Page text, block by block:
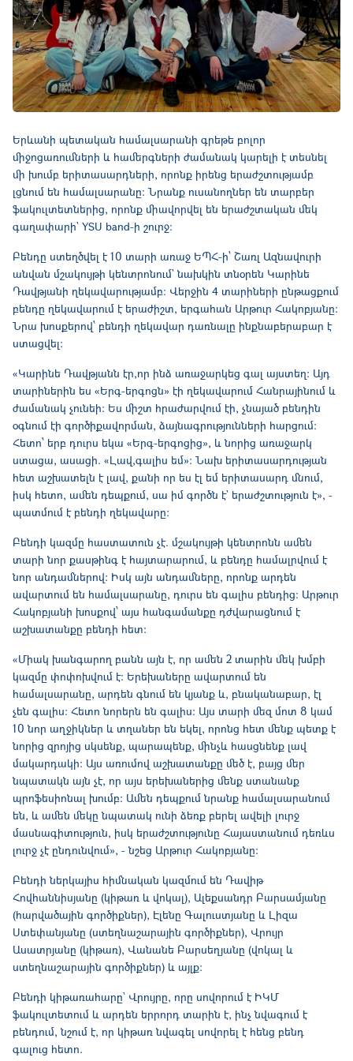
Երևանի պետական համալսարանի գրեթե բոլոր
միջոցառումների և համերգների ժամանակ կարելի է տեսնել
մի խումբ երիտասարդների, որոնք իրենց երաժշտությամբ
լցնում են համալսարանը։ Նրանք ուսանողներ են տարբեր
ֆակուլտետներից, որոնք միավորվել են երաժշտական մեկ
գաղափարի` YSU band-ի շուրջ։
Բենդը ստեղծվել է 10 տարի առաջ ԵՊՀ-ի՝ Շառլ Ազնավուրի
անվան մշակույթի կենտրոնում` նախկին տնօրեն Կարինե
Դավթյանի ղեկավարությամբ։ Վերջին 4 տարիների ընթացքում
բենդը ղեկավարում է երաժիշտ, երգահան Արթուր Հակոբյանը։
Նրա խոսքերով՝ բենդի ղեկավար դառնալը ինքնաբերաբար է
ստացվել:
«Կարինե Դավթյանն էր,որ ինձ առաջարկեց գալ այստեղ։ Այդ
տարիներին ես «Երգ-երգոցն» էի ղեկավարում Հանրայինում և
ժամանակ չունեի։ Ես միշտ հրաժարվում էի, չնայած բենդին
օգնում էի գործիքավորման, ձայնագրությունների հարցում։
Հետո՝ երբ դուրս եկա «Երգ-երգոցից», և նորից առաջարկ
ստացա, ասացի. «Լավ,գալիս եմ»։ Նախ երիտասարդության
հետ աշխատելն է լավ, քանի որ ես էլ եմ երիտասարդ մնում,
իսկ հետո, ամեն դեպքում, սա իմ գործն է` երաժշտություն է», -
պատմում է բենդի ղեկավարը։
Բենդի կազմը հաստատուն չէ. մշակույթի կենտրոնն ամեն
տարի նոր քասթինգ է հայտարարում, և բենդը համալրվում է
նոր անդամներով։ Իսկ այն անդամները, որոնք արդեն
ավարտում են համալսարանը, դուրս են գալիս բենդից։ Արթուր
Հակոբյանի խոսքով՝ այս հանգամանքը դժվարացնում է
աշխատանքը բենդի հետ։
«Միակ խանգարող բանն այն է, որ ամեն 2 տարին մեկ խմբի
կազմը փոփոխվում է։ Երեխաները ավարտում են
համալսարանը, արդեն գնում են կյանք և, բնականաբար, էլ
չեն գալիս։ Հետո նորերն են գալիս։ Այս տարի մեզ մոտ 8 կամ
10 նոր աղջիկներ և տղաներ են եկել, որոնց հետ մենք պետք է
նորից զրոյից սկսենք, պարապենք, մինչև հասցնենք լավ
մակարդակի։ Այս առումով աշխատանքը մեծ է, բայց մեր
նպատակն այն չէ, որ այս երեխաներից մենք ստանանք
պրոֆեսիոնալ խումբ։ Ամեն դեպքում նրանք համալսարանում
են, և ամեն մեկը նպատակ ունի ձեռք բերել ավելի լուրջ
մասնագիտություն, իսկ երաժշտությունը Հայաստանում դեռևս
լուրջ չէ ընդունվում», - նշեց Արթուր Հակոբյանը։
Բենդի ներկայիս հիմնական կազմում են Դավիթ
Հովհաննիսյանը (կիթառ և վոկալ), Ալեքսանդր Բարսամյանը
(հարվածային գործիքներ), Էլենը Գալուստյանը և Լիզա
Ստեփանյանը (ստեղնաշարային գործիքներ), Վրույր
Ասատրյանը (կիթառ), Վանանե Բարսեղյանը (վոկալ և
ստեղնաշարային գործիքներ) և այլք։
Բենդի կիթառահարը` Վրույրը, որը սովորում է ԻԿՄ
ֆակուլտետում և արդեն երրորդ տարին է, ինչ նվագում է
բենդում, նշում է, որ կիթառ նվագել սովորել է հենց բենդ
գալուց հետո.